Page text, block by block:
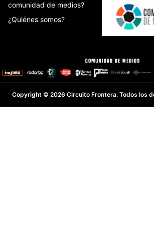
comunidad de medios?
¿Quiénes somos?
Copyright © 2026 Circuito Frontera. Todos los